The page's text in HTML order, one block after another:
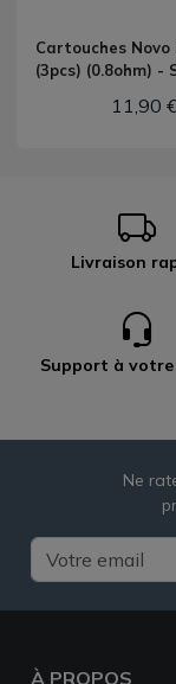
Cartouches Novo
(3pcs) (0.8ohm) -
11,90 €
Livraison
Support à votre
Ne
À PROPOS